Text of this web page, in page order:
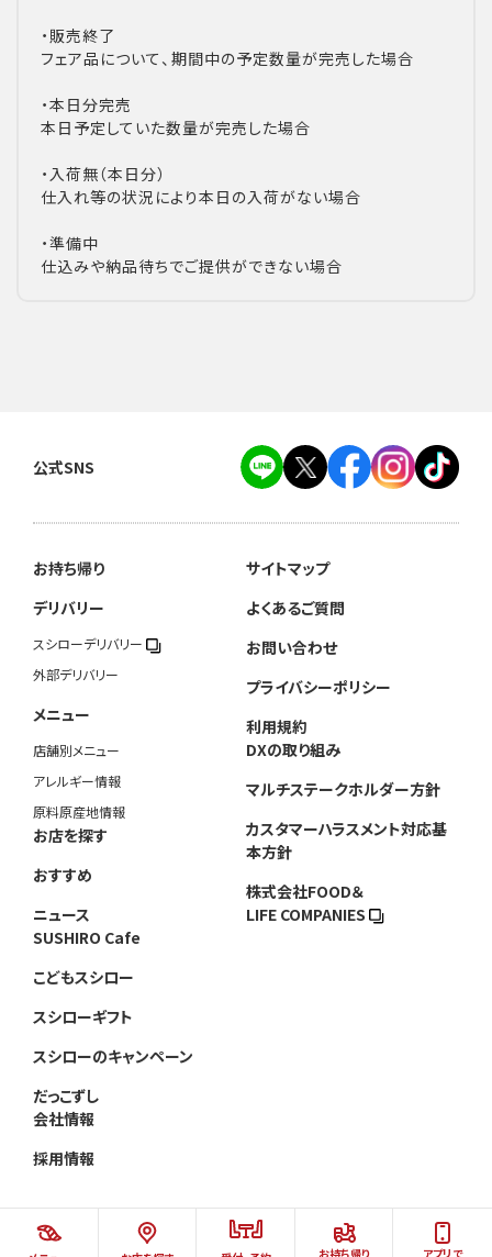
お持ち帰り アプリで
・販売終了
フェア品について、期間中の予定数量が完売した場合
・本日分完売
本日予定していた数量が完売した場合
・入荷無（本日分）
仕入れ等の状況により本日の入荷がない場合
・準備中
仕込みや納品待ちでご提供ができない場合
公式SNS
お持ち帰り
デリバリー
スシローデリバリー
外部デリバリー
メニュー
店舗別メニュー
アレルギー情報
原料原産地情報
お店を探す
おすすめ
ニュース
SUSHIRO Cafe
こどもスシロー
スシローギフト
スシローのキャンペーン
だっこずし
会社情報
採用情報
サイトマップ
よくあるご質問
お問い合わせ
プライバシーポリシー
利用規約
DXの取り組み
マルチステークホルダー方針
カスタマーハラスメント対応基
本方針
株式会社FOOD＆
LIFE COMPANIES